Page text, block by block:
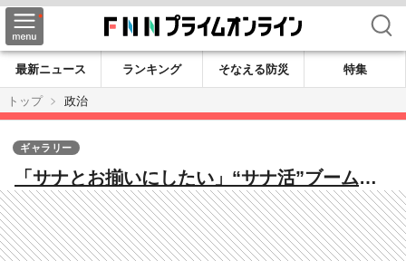
検索
最新ニュース ランキング そなえる防災
特集
トップ
政治
「サナとお揃いにしたい」“サナ活”ブームで
高市首相愛用バッグ完売…ペンも大人気 人
気悪用の“AIニセ広告”に要注意
ギャラリー